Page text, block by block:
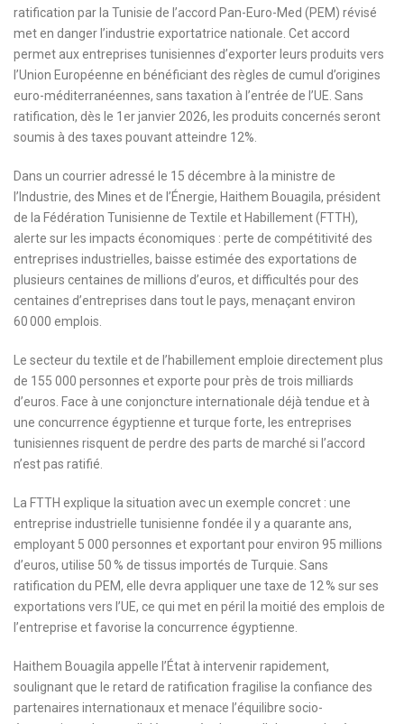
ratification par la Tunisie de l’accord Pan-Euro-Med (PEM) révisé
met en danger l’industrie exportatrice nationale. Cet accord
permet aux entreprises tunisiennes d’exporter leurs produits vers
l’Union Européenne en bénéficiant des règles de cumul d’origines
euro-méditerranéennes, sans taxation à l’entrée de l’UE. Sans
ratification, dès le 1er janvier 2026, les produits concernés seront
soumis à des taxes pouvant atteindre 12%.
Dans un courrier adressé le 15 décembre à la ministre de
l’Industrie, des Mines et de l’Énergie, Haithem Bouagila, président
de la Fédération Tunisienne de Textile et Habillement (FTTH),
alerte sur les impacts économiques : perte de compétitivité des
entreprises industrielles, baisse estimée des exportations de
plusieurs centaines de millions d’euros, et difficultés pour des
centaines d’entreprises dans tout le pays, menaçant environ
60 000 emplois.
Le secteur du textile et de l’habillement emploie directement plus
de 155 000 personnes et exporte pour près de trois milliards
d’euros. Face à une conjoncture internationale déjà tendue et à
une concurrence égyptienne et turque forte, les entreprises
tunisiennes risquent de perdre des parts de marché si l’accord
n’est pas ratifié.
La FTTH explique la situation avec un exemple concret : une
entreprise industrielle tunisienne fondée il y a quarante ans,
employant 5 000 personnes et exportant pour environ 95 millions
d’euros, utilise 50 % de tissus importés de Turquie. Sans
ratification du PEM, elle devra appliquer une taxe de 12 % sur ses
exportations vers l’UE, ce qui met en péril la moitié des emplois de
l’entreprise et favorise la concurrence égyptienne.
Haithem Bouagila appelle l’État à intervenir rapidement,
soulignant que le retard de ratification fragilise la confiance des
partenaires internationaux et menace l’équilibre socio-